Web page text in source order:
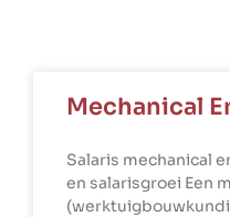
Mechanical
Salaris mechanical
en salarisgroei Een